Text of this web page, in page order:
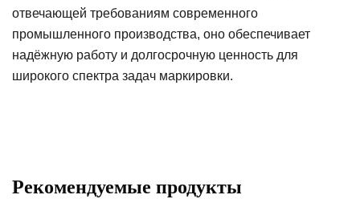
отвечающей требованиям современного
промышленного производства, оно обеспечивает
надёжную работу и долгосрочную ценность для
широкого спектра задач маркировки.
Рекомендуемые продукты